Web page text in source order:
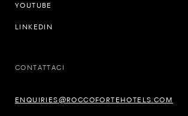
YOUTUBE
LINKEDIN
CONTATTACI
ENQUIRIES@ROCCOFORTEHOTELS.COM